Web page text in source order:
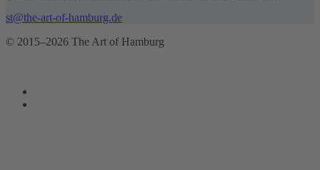
st@the-art-of-hamburg.de
© 2015–2026 The Art of Hamburg